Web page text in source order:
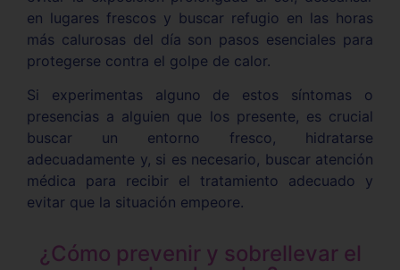
en lugares frescos y buscar refugio en las horas
más calurosas del día son pasos esenciales para
protegerse contra el golpe de calor.
Si experimentas alguno de estos síntomas o
presencias a alguien que los presente, es crucial
buscar un entorno fresco, hidratarse
adecuadamente y, si es necesario, buscar atención
médica para recibir el tratamiento adecuado y
evitar que la situación empeore.
¿Cómo prevenir y sobrellevar el